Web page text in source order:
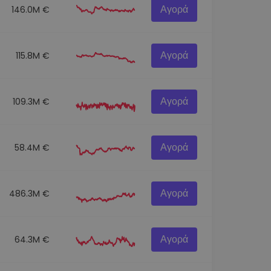
146.0M € Αγορά
115.8M € Αγορά
109.3M € Αγορά
58.4M € Αγορά
486.3M € Αγορά
64.3M € Αγορά